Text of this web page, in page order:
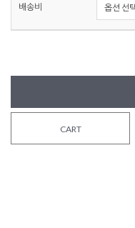
배송비
CART